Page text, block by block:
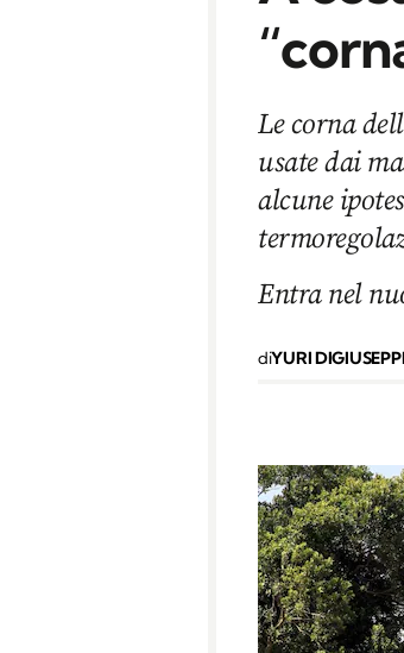
Le corna
usate dai
alcune
Entra nel
diYURI